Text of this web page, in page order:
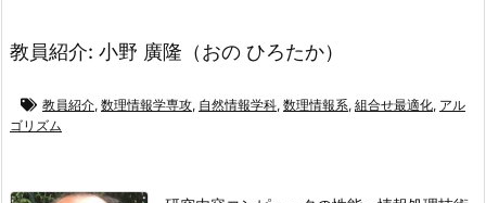
教員紹介: 小野 廣隆（おの ひろたか）
教員紹介, 数理情報学専攻, 自然情報学科, 数理情報系, 組合せ最適化, アル
ゴリズム